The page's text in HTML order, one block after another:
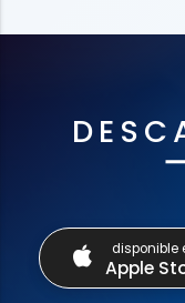
disponible
Apple